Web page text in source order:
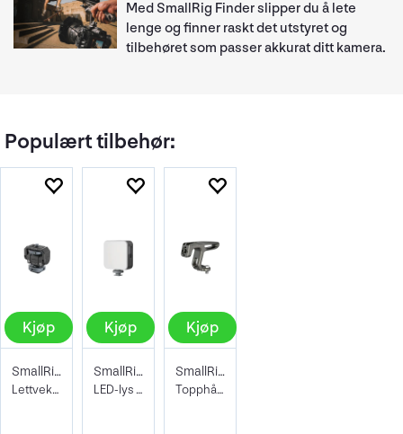
Med SmallRig Finder slipper du å lete
lenge og finner raskt det utstyret og
tilbehøret som passer akkurat ditt kamera.
Populært tilbehør:
Kjøp
SmallRig 3809 Monitor Mount Lite Cold Sh
Lettvekts monitorholder for blitssko
Kjøp
SmallRig 4055 Video Light Vibe P108 RGB
LED-lys i lommeformat
Kjøp
SmallRig 2756 Mini Top Handle for LW Cam
Topphåndtak for lette kameraer